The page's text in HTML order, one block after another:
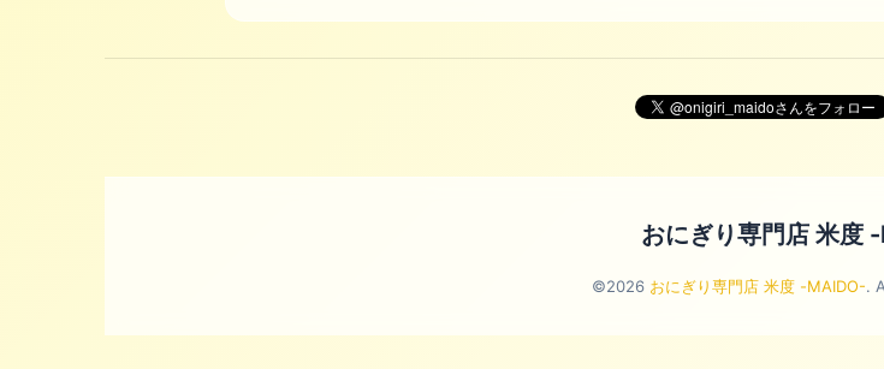
おにぎり専門店 米度
©2026 おにぎり専門店 米度 -MAIDO-.